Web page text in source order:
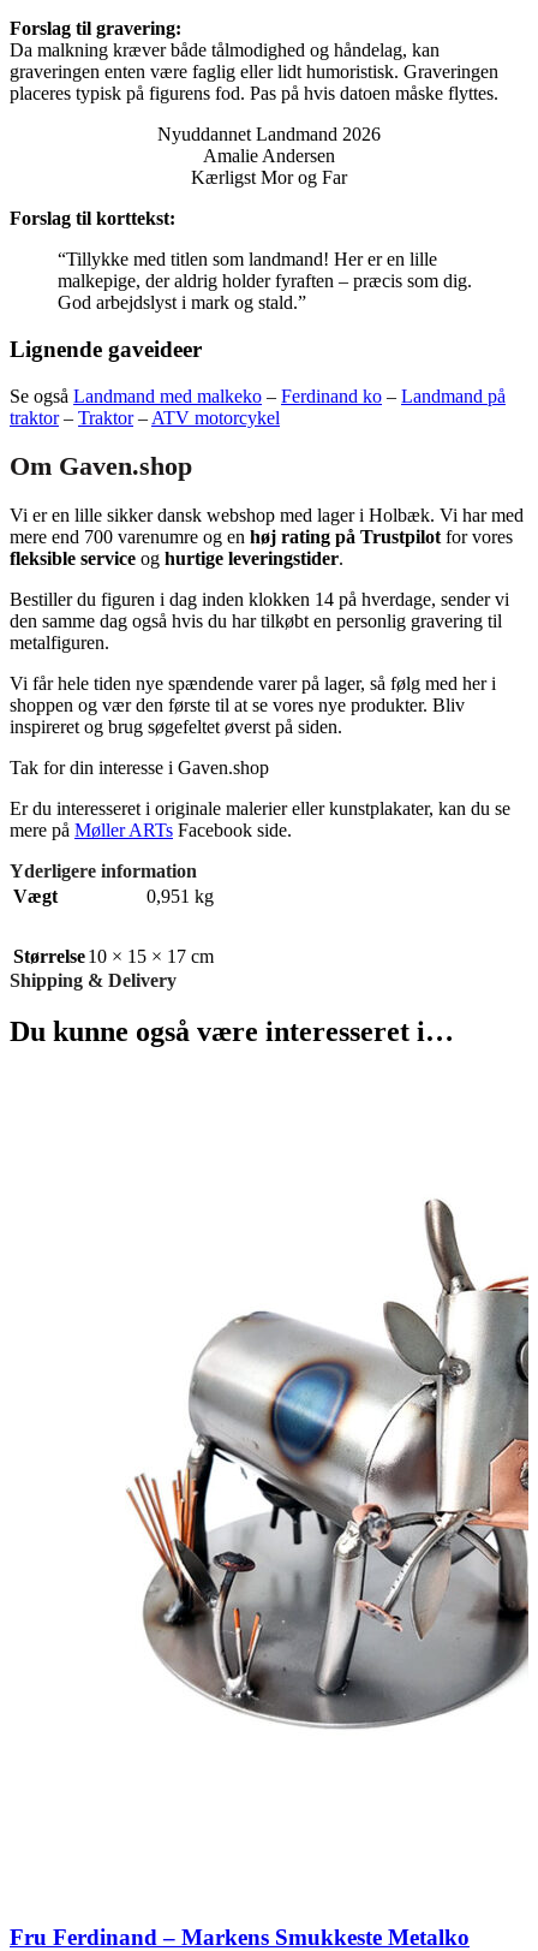
Forslag til gravering:
Da malkning kræver både tålmodighed og håndelag, kan
graveringen enten være faglig eller lidt humoristisk. Graveringen
placeres typisk på figurens fod. Pas på hvis datoen måske flyttes.
Nyuddannet Landmand 2026
Amalie Andersen
Kærligst Mor og Far
Forslag til korttekst:
“Tillykke med titlen som landmand! Her er en lille
malkepige, der aldrig holder fyraften – præcis som dig.
God arbejdslyst i mark og stald.”
Lignende gaveideer
Se også Landmand med malkeko – Ferdinand ko – Landmand på
traktor– Traktor– ATV motorcykel
Om Gaven.shop
Vi er en lille sikker dansk webshop med lager i Holbæk. Vi har med
mere end 700 varenumre og en høj rating på Trustpilot for vores
fleksible service og hurtige leveringstider.
Bestiller du figuren i dag inden klokken 14 på hverdage, sender vi
den samme dag også hvis du har tilkøbt en personlig gravering til
metalfiguren.
Vi får hele tiden nye spændende varer på lager, så følg med her i
shoppen og vær den første til at se vores nye produkter. Bliv
inspireret og brug søgefeltet øverst på siden.
Tak for din interesse i Gaven.shop
Er du interesseret i originale malerier eller kunstplakater, kan du se
mere på Møller ARTs Facebook side.
Yderligere information
Vægt
0,951 kg
Størrelse10 × 15 × 17 cm
Shipping & Delivery
Du kunne også være interesseret i…
Fru Ferdinand – Markens Smukkeste Metalko